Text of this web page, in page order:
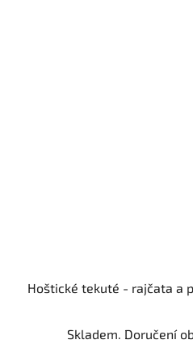
Hoštické tekuté - rajčata a
Skladem. Doručení